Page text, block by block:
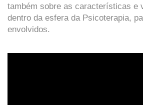
também sobre as características e
dentro da esfera da Psicoterapia,
envolvidos.